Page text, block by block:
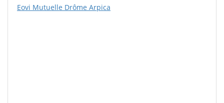
Eovi Mutuelle Drôme Arpica